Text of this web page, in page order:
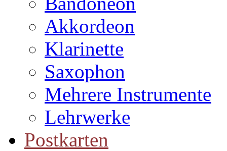
Akkordeon
Klarinette
Saxophon
Mehrere Instrumente
Lehrwerke
Postkarten